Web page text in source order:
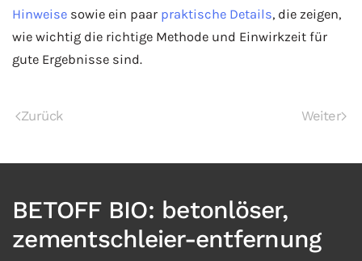
Hinweise sowie ein paar praktische Details, die zeigen,
wie wichtig die richtige Methode und Einwirkzeit für
gute Ergebnisse sind.
Zurück Weiter
BETOFF BIO: betonlöser,
zementschleier-entfernung